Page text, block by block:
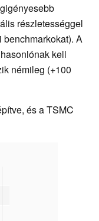
részletességgel
A
kell
némileg (+100
és a TSMC